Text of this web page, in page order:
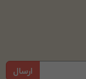
ارسال